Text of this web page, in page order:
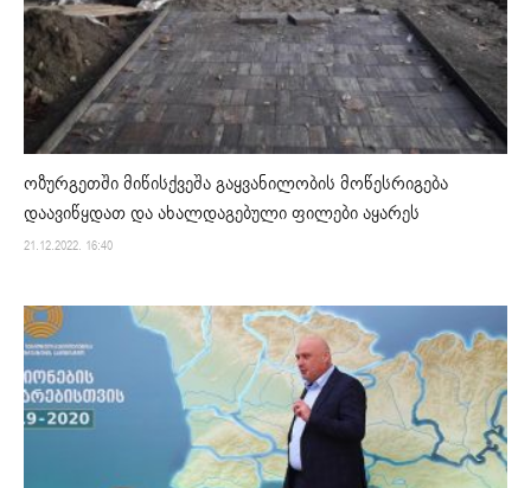
ოზურგეთში მიწისქვეშა გაყვანილობის მოწესრიგება
დაავიწყდათ და ახალდაგებული ფილები აყარეს
21.12.2022. 16:40